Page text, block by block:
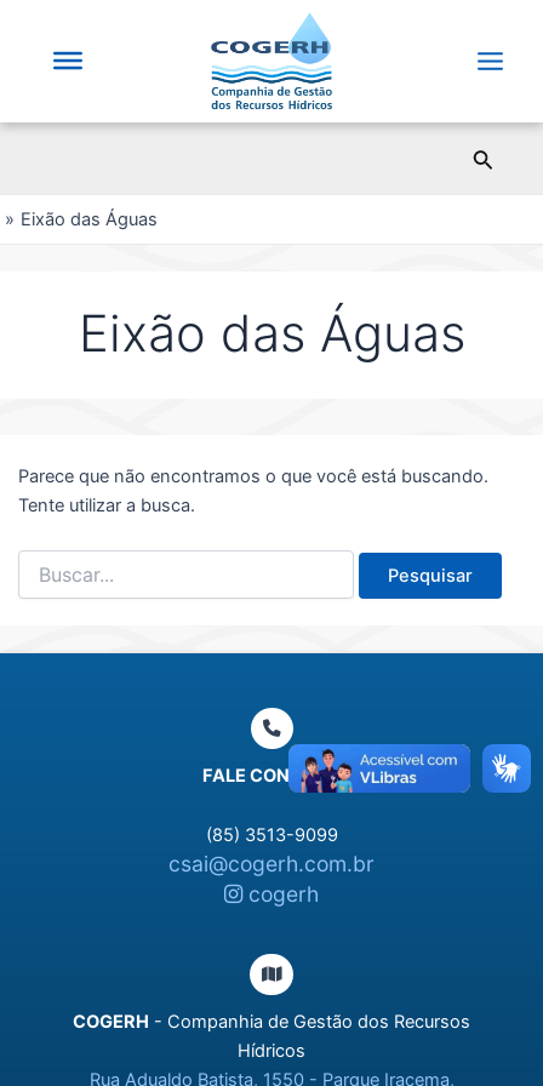
Eixão das Águas
Eixão das Águas
Parece que não encontramos o que você está buscando.
Tente utilizar a busca.
Pesquisar
por:
FALE CONOSCO
(85) 3513-9099
csai@cogerh.com.br
cogerh
COGERH - Companhia de Gestão dos Recursos
Hídricos
Rua Adualdo Batista, 1550 - Parque Iracema,